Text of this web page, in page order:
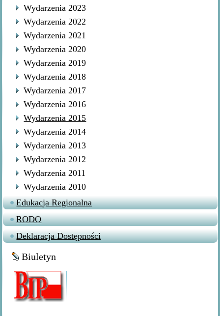
Wydarzenia 2023
Wydarzenia 2022
Wydarzenia 2021
Wydarzenia 2020
Wydarzenia 2019
Wydarzenia 2018
Wydarzenia 2017
Wydarzenia 2016
Wydarzenia 2015
Wydarzenia 2014
Wydarzenia 2013
Wydarzenia 2012
Wydarzenia 2011
Wydarzenia 2010
Edukacja Regionalna
RODO
Deklaracja Dostępności
Biuletyn